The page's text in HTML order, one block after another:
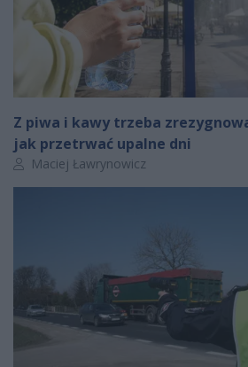
Z piwa i kawy trzeba
jak przetrwać upalne dni
Autor artykułu:
Maciej Ławrynowicz